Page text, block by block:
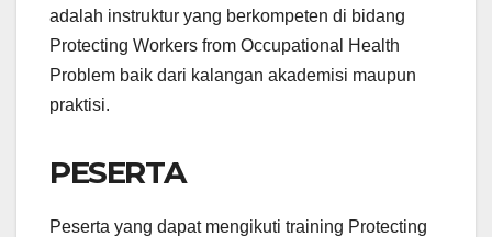
adalah instruktur yang berkompeten di bidang
Protecting Workers from Occupational Health
Problem baik dari kalangan akademisi maupun
praktisi.
PESERTA
Peserta yang dapat mengikuti training Protecting